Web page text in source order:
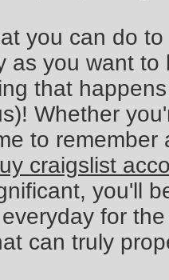
you can do
as you want
that
Whether
to
craigslist
you'll
for
can truly